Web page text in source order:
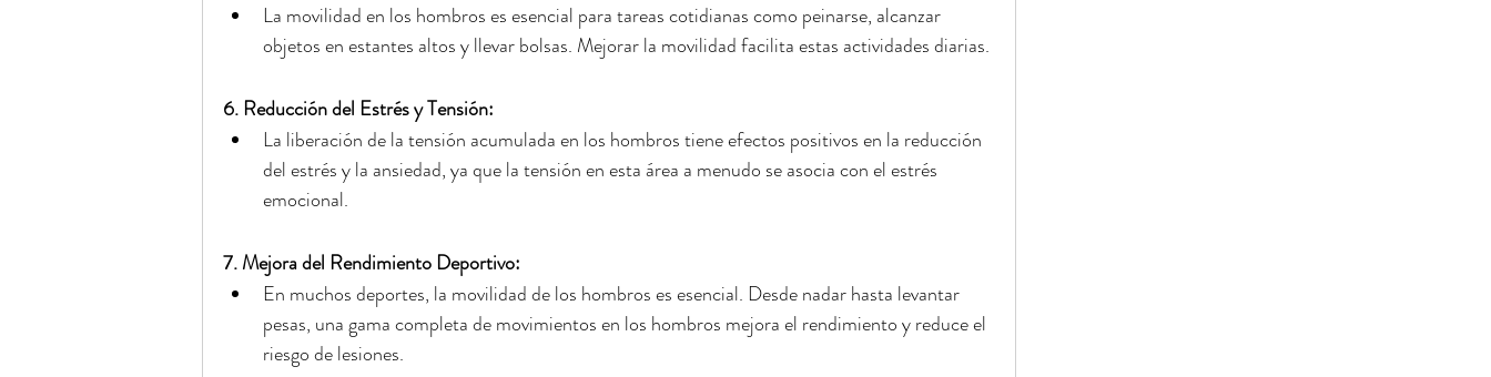
La movilidad en los hombros es esencial para tareas cotidianas como peinarse, alcanzar
objetos en estantes altos y llevar bolsas. Mejorar la movilidad facilita estas actividades diarias.
6. Reducción del Estrés y Tensión:
La liberación de la tensión acumulada en los hombros tiene efectos positivos en la reducción
del estrés y la ansiedad, ya que la tensión en esta área a menudo se asocia con el estrés
emocional.
7. Mejora del Rendimiento Deportivo:
En muchos deportes, la movilidad de los hombros es esencial. Desde nadar hasta levantar
pesas, una gama completa de movimientos en los hombros mejora el rendimiento y reduce el
riesgo de lesiones.